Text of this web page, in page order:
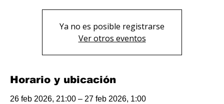
Ya no es posible registrarse
Ver otros eventos
Horario y ubicación
26 feb 2026, 21:00 – 27 feb 2026, 1:00